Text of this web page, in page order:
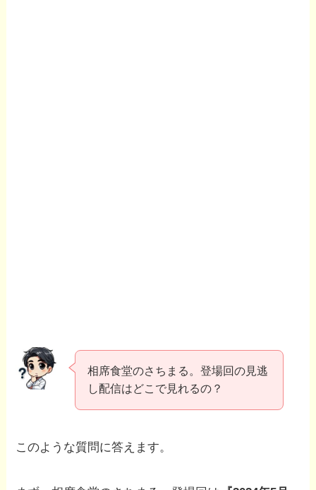
相席食堂のさちまる。登場回の見逃
し配信はどこで見れるの？
このような質問に答えます。